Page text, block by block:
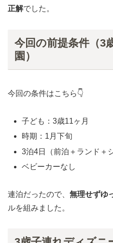
正解でした。
今回の前提条件（3
園）
今回の条件はこちら👇
子ども：3歳11ヶ月
時期：1月下旬
3泊4日（前泊＋ランド＋
ベビーカーなし
連泊だったので、 無理せずゆ
ルを組みました。